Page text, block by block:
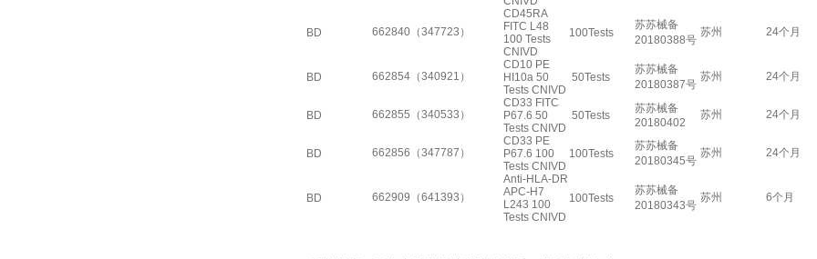
BD 662840（347723）
CD45RA
FITC L48
100 Tests
CNIVD
100Tests
苏苏械备
20180388号
苏州 24个月
BD 662854（340921）
CD10 PE
HI10a 50
Tests CNIVD
50Tests
苏苏械备
20180387号
苏州 24个月
BD 662855（340533）
CD33 FITC
P67.6 50
Tests CNIVD
50Tests
苏苏械备
20180402
苏州 24个月
BD 662856（347787）
CD33 PE
P67.6 100
Tests CNIVD
100Tests
苏苏械备
20180345号
苏州 24个月
BD 662909（641393）
Anti-HLA-DR
APC-H7
L243 100
Tests CNIVD
100Tests
苏苏械备
20180343号
苏州 6个月